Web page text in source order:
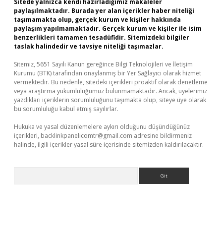
Sitede yalnızca kendi hazırladığımız makaleler
paylaşılmaktadır. Burada yer alan içerikler haber niteliği
taşımamakta olup, gerçek kurum ve kişiler hakkında
paylaşım yapılmamaktadır. Gerçek kurum ve kişiler ile isim
benzerlikleri tamamen tesadüfidir. Sitemizdeki bilgiler
taslak halindedir ve tavsiye niteliği taşımazlar.
Sitemiz, 5651 Sayılı Kanun gereğince Bilgi Teknolojileri ve İletişim
Kurumu (BTK) tarafından onaylanmış bir Yer Sağlayıcı olarak hizmet
vermektedir. Bu nedenle, sitedeki içerikleri proaktif olarak denetleme
veya araştırma yükümlülüğümüz bulunmamaktadır. Ancak, üyelerimiz
yazdıkları içeriklerin sorumluluğunu taşımakta olup, siteye üye olarak
bu sorumluluğu kabul etmiş sayılırlar.
Hukuka ve yasal düzenlemelere aykırı olduğunu düşündüğünüz
içerikleri, backlinkpanelicomtr@gmail.com adresine bildirmeniz
halinde, ilgili içerikler yasal süre içerisinde sitemizden kaldırılacaktır.